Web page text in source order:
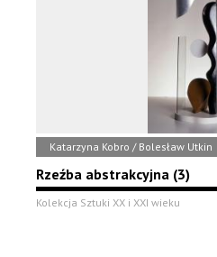
Katarzyna Kobro / Bolesław Utkin
Rzeźba abstrakcyjna (3)
Kolekcja Sztuki XX i XXI wieku